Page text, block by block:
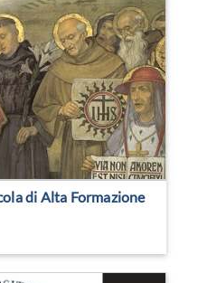
di Alta Formazione